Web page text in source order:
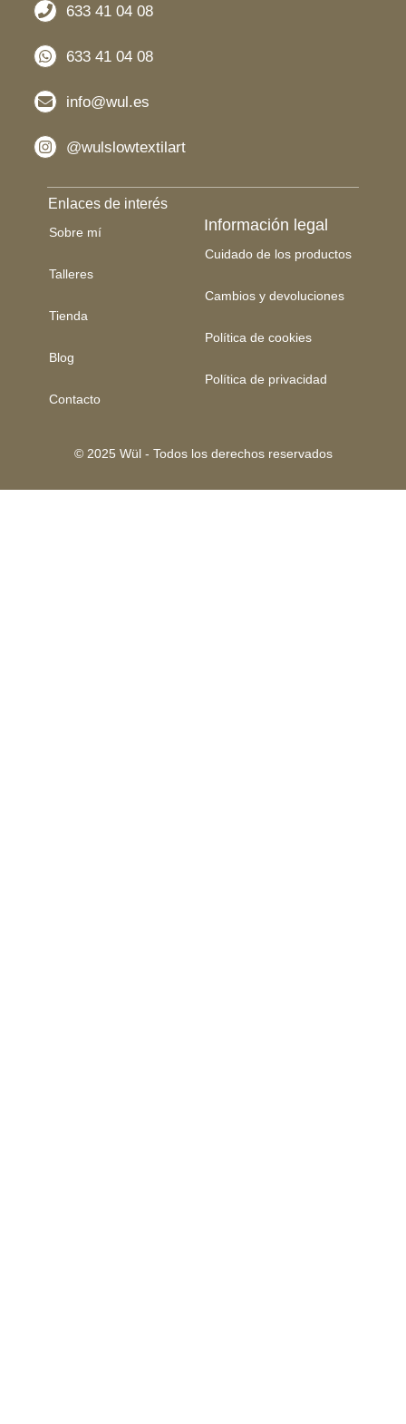
633 41 04 08
633 41 04 08
info@wul.es
@wulslowtextilart
Enlaces de interés
Sobre mí
Talleres
Tienda
Blog
Contacto
Información legal
Cuidado de los productos
Cambios y devoluciones
Política de cookies
Política de privacidad
© 2025 Wül - Todos los derechos reservados